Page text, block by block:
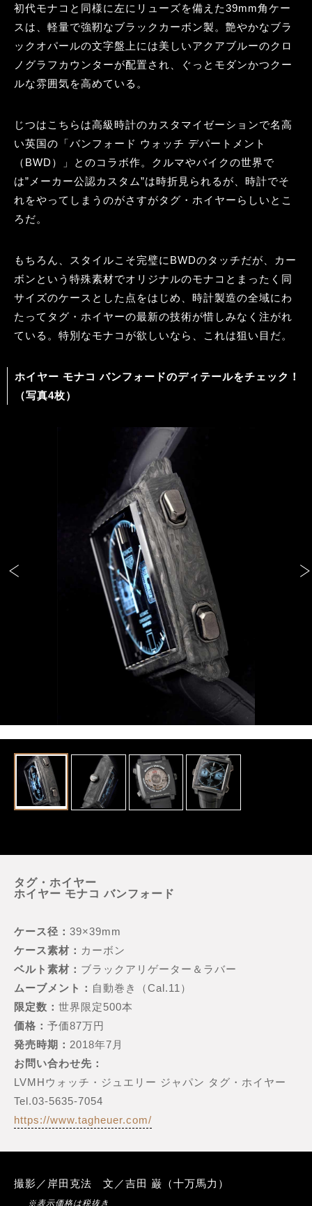
初代モナコと同様に左にリューズを備えた39mm角ケー
スは、軽量で強靭なブラックカーボン製。艶やかなブラ
ックオパールの文字盤上には美しいアクアブルーのクロ
ノグラフカウンターが配置され、ぐっとモダンかつクー
ルな雰囲気を高めている。
じつはこちらは高級時計のカスタマイゼーションで名高
い英国の「バンフォード ウォッチ デパートメント
（BWD）」とのコラボ作。クルマやバイクの世界で
は”メーカー公認カスタム”は時折見られるが、時計でそ
れをやってしまうのがさすがタグ・ホイヤーらしいとこ
ろだ。
もちろん、スタイルこそ完璧にBWDのタッチだが、カー
ボンという特殊素材でオリジナルのモナコとまったく同
サイズのケースとした点をはじめ、時計製造の全域にわ
たってタグ・ホイヤーの最新の技術が惜しみなく注がれ
ている。特別なモナコが欲しいなら、これは狙い目だ。
ホイヤー モナコ バンフォードのディテールをチェック！
（写真4枚）
タグ・ホイヤー
ホイヤー モナコ バンフォード
ケース径： 39×39mm
ケース素材： カーボン
ベルト素材： ブラックアリゲーター＆ラバー
ムーブメント： 自動巻き（Cal.11）
限定数： 世界限定500本
価格： 予価87万円
発売時期： 2018年7月
お問い合わせ先：
LVMHウォッチ・ジュエリー ジャパン タグ・ホイヤー
Tel.03-5635-7054
https://www.tagheuer.com/
撮影／岸田克法 文／吉田 巌（十万馬力）
※表示価格は税抜き